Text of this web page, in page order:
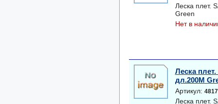
Леска плет.
Green
Нет в
Леска
дл.200M
Артикул:
Леска плет.